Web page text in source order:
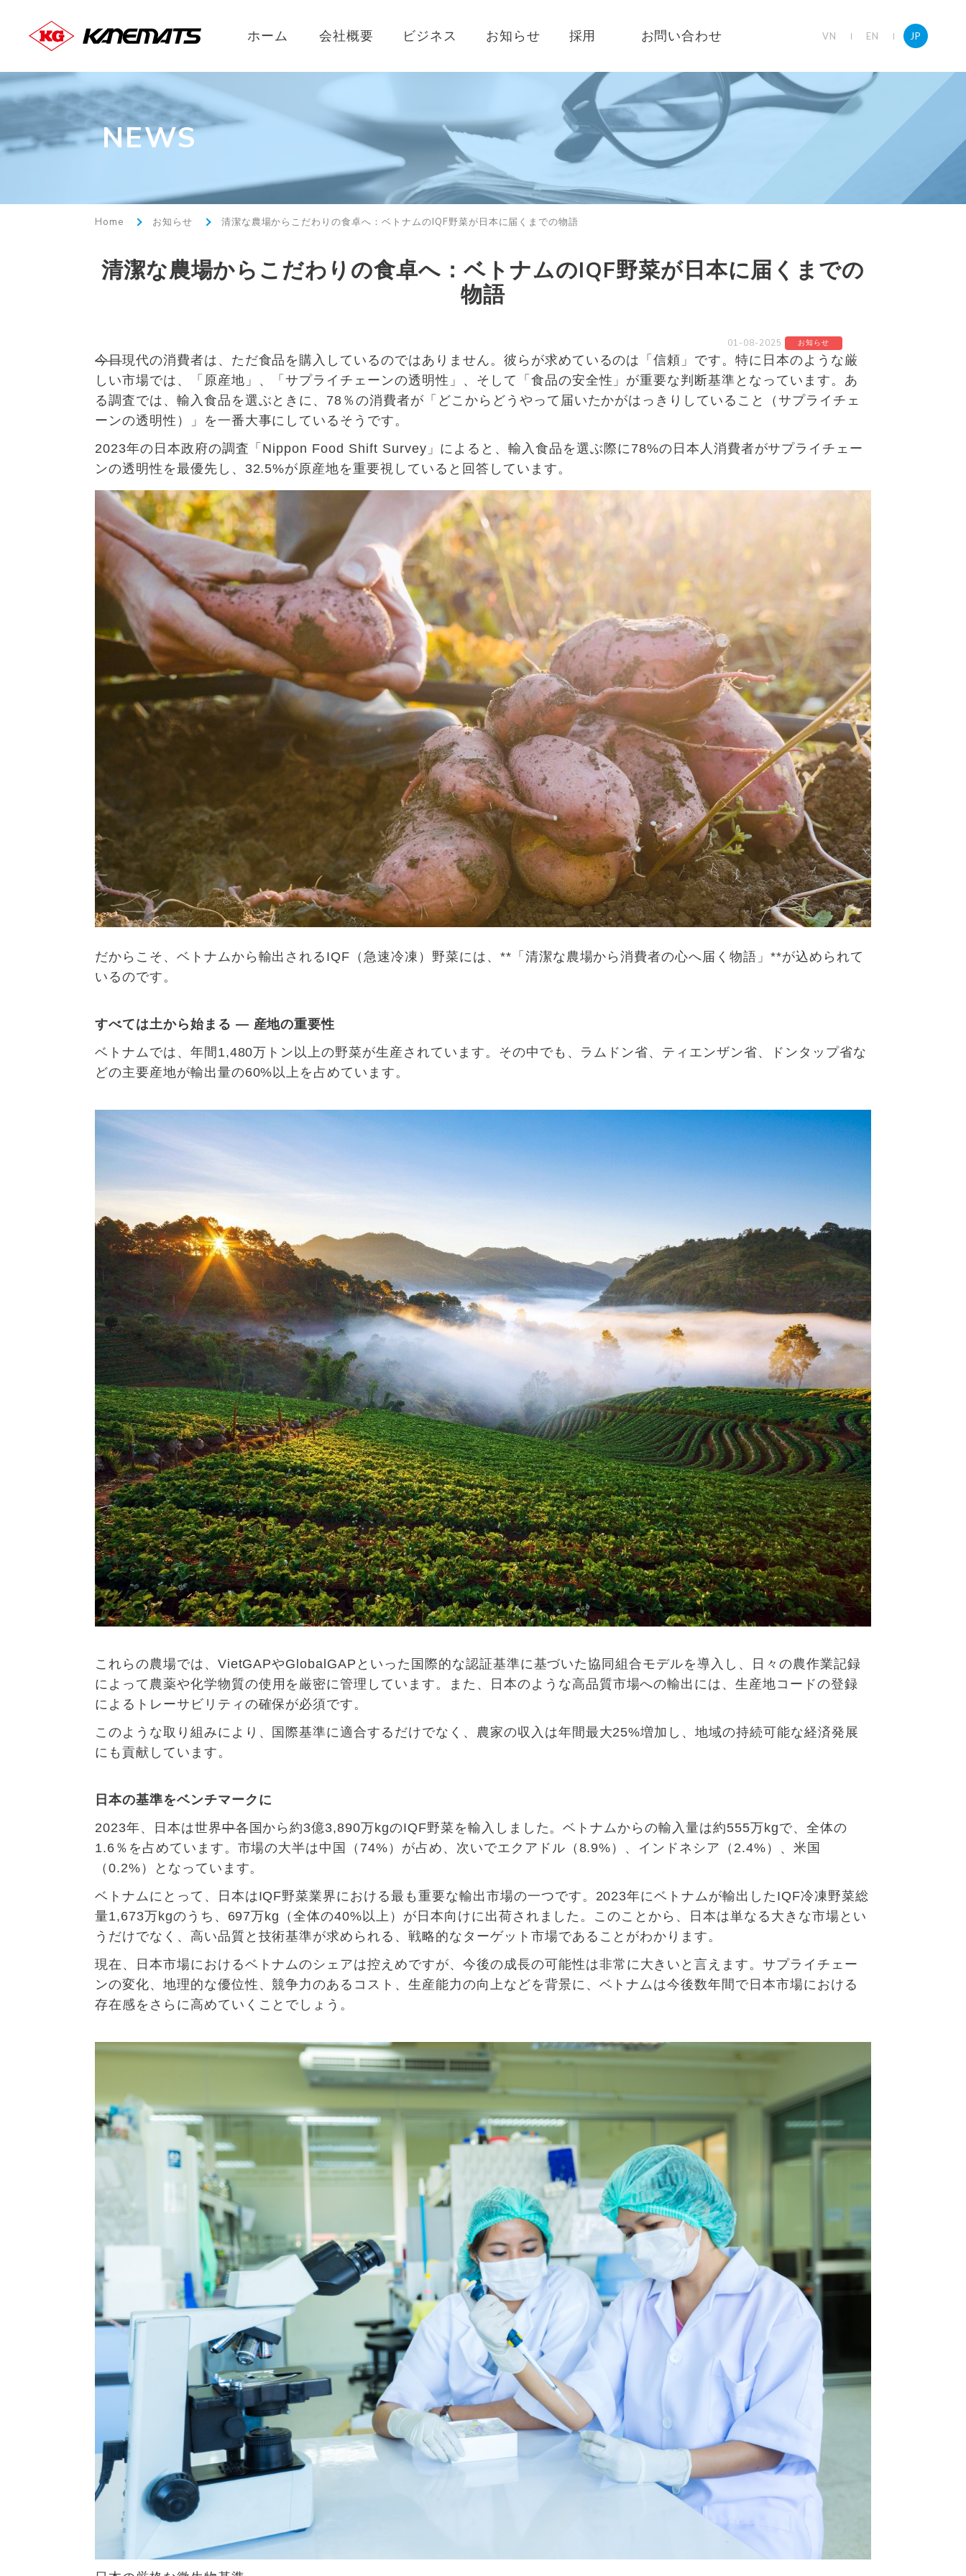
ホーム 会社概要 ビジネス お知らせ 採用 お問い合わせ VN EN JP
NEWS
Home お知らせ 清潔な農場からこだわりの食卓へ：ベトナムのIQF野菜が日本に届くまでの物語
清潔な農場からこだわりの食卓へ：ベトナムのIQF野菜が日本に届くまでの
物語
01-08-2025 お知らせ
今日現代の消費者は、ただ食品を購入しているのではありません。彼らが求めているのは「信頼」です。特に日本のような厳
しい市場では、「原産地」、「サプライチェーンの透明性」、そして「食品の安全性」が重要な判断基準となっています。あ
る調査では、輸入食品を選ぶときに、 78 ％の消費者が「どこからどうやって届いたかがはっきりしていること（サプライチェ
ーンの透明性）」を一番大事にしているそうです。
2023年の日本政府の調査「 Nippon Food Shift Survey 」によると、輸入食品を選ぶ際に78%の日本人消費者がサプライチェー
ンの透明性を最優先し、 32.5%が原産地を重要視していると回答しています。
だからこそ、ベトナムから輸出される IQF （急速冷凍）野菜には、 ** 「清潔な農場から消費者の心へ届く物語」 **が込められて
いるのです。
すべては土から始まる ― 産地の重要性
ベトナムでは、年間 1,480万トン以上の野菜が生産されています。その中でも、ラムドン省、ティエンザン省、ドンタップ省な
どの主要産地が輸出量の60% 以上を占めています。
これらの農場では 、 VietGAPやGlobalGAP といった 国際的な認証基準に基づいた協同組合モデルを導入 し 、日々 の農作業記録
によって 農薬や化学物質の使用 を 厳密に管理 しています。また、日本のような高品質市場への輸出には、生産地コードの登録
によるトレーサビリティの確保が必須です。
このような取り組みにより、国際基準に適合するだけでなく、農家の収入は年間最大25%増加し、地域の持続可能な経済発展
にも貢献しています。
日本の基準をベンチマークに
2023年、日本は世界中各国から約3億3,890万kgのIQF野菜を輸入しました。ベトナムからの輸入量は約555万kgで、全体の
1.6 ％を占めています。市場の大半は中国（ 74% ）が占め、次いでエクアドル（ 8.9% ）、インドネシア（ 2.4% ）、米国
（ 0.2% ）となっています。
ベトナムにとって、日本はIQF野菜業界における最も重要な輸出市場の一つです。 2023年にベトナムが輸出した IQF冷凍野菜総
量1,673万kgのうち、 697万kg （全体の40% 以上）が日本向けに出荷されました。このことから、日本は単なる大きな市場とい
うだけでなく、高い品質と技術基準が求められる、戦略的なターゲット市場であることがわかります。
現在、日本市場におけるベトナムのシェアは控 えめですが、今後の成長の可能性は非常 に大きいと言 えます。サプライチェー
ンの変化、地理的な優位性、競争力のあるコスト、生産能力の向上などを背景に、ベトナムは今後数年間で日本市場における
存在感をさらに高めていくことでしょう。